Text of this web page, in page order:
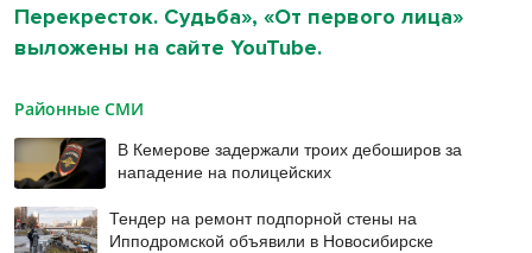
Перекресток. Судьба», «От первого лица»
выложены на сайте YouTube.
Районные СМИ
В Кемерове задержали троих дебоширов за
нападение на полицейских
Тендер на ремонт подпорной стены на
Ипподромской объявили в Новосибирске